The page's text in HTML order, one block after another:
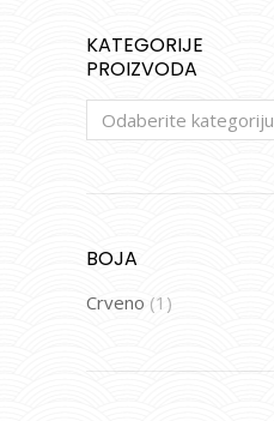
KATEGORIJE
PROIZVODA
Odaberite kategoriju
BOJA
Crveno (1)